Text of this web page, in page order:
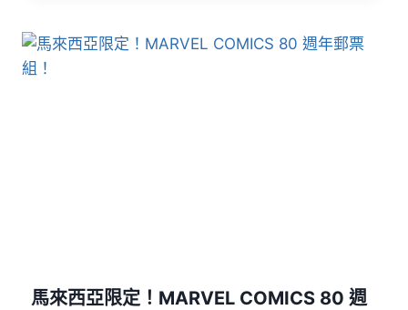
馬來西亞限定！MARVEL COMICS 80 週